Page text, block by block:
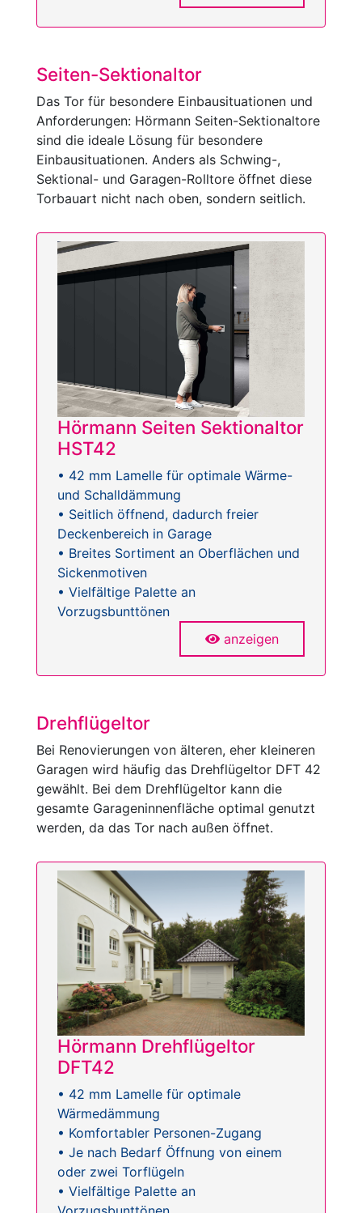
Seiten-Sektionaltor
Das Tor für besondere Einbausituationen und
Anforderungen: Hörmann Seiten-Sektionaltore
sind die ideale Lösung für besondere
Einbausituationen. Anders als Schwing-,
Sektional- und Garagen-Rolltore öffnet diese
Torbauart nicht nach oben, sondern seitlich.
Hörmann Seiten Sektionaltor
HST42
• 42 mm Lamelle für optimale Wärme-
und Schalldämmung
• Seitlich öffnend, dadurch freier
Deckenbereich in Garage
• Breites Sortiment an Oberflächen und
Sickenmotiven
• Vielfältige Palette an
Vorzugsbunttönen
anzeigen
Drehflügeltor
Bei Renovierungen von älteren, eher kleineren
Garagen wird häufig das Drehflügeltor DFT 42
gewählt. Bei dem Drehflügeltor kann die
gesamte Garageninnenfläche optimal genutzt
werden, da das Tor nach außen öffnet.
Hörmann Drehflügeltor
DFT42
• 42 mm Lamelle für optimale
Wärmedämmung
• Komfortabler Personen-Zugang
• Je nach Bedarf Öffnung von einem
oder zwei Torflügeln
• Vielfältige Palette an